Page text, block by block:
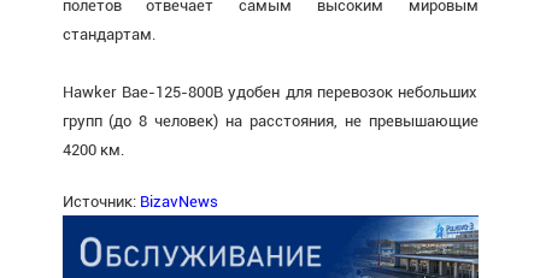
полетов отвечает самым высоким мировым
стандартам.
Hawker Bae-125-800B удобен для перевозок небольших
групп (до 8 человек) на расстояния, не превышающие
4200 км.
Источник: BizavNews